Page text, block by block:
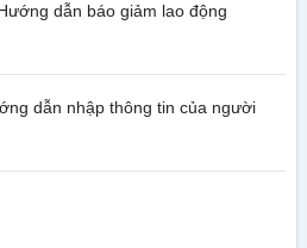
dẫn báo giảm lao động
dẫn nhập thông tin của người